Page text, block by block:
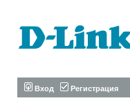
Вход Регистрация